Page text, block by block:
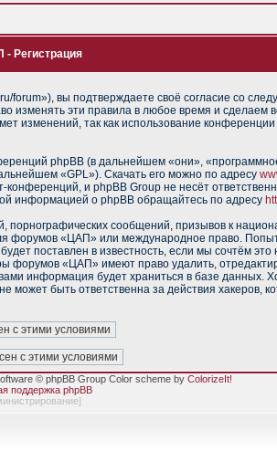
- Регистрация
вы подтверждаете своё согласие со
эти правила в любое время и сделаем
изменений, так как использование
phpBB (в дальнейшем «они»,
«GPL»). Скачать его можно по адресу
и phpBB Group не несёт
информацией о phpBB обращайтесь по адресу
сообщений, призывов к
форумов «ЦАП» или международное право.
поставлен в известность, если мы сочтём
форумов «ЦАП» имеют право удалить,
информация будет храниться в базе данных.
быть ответственна за действия хакеров,
© phpBB Group Color scheme by ColorizeIt!
поддержка phpBB
]